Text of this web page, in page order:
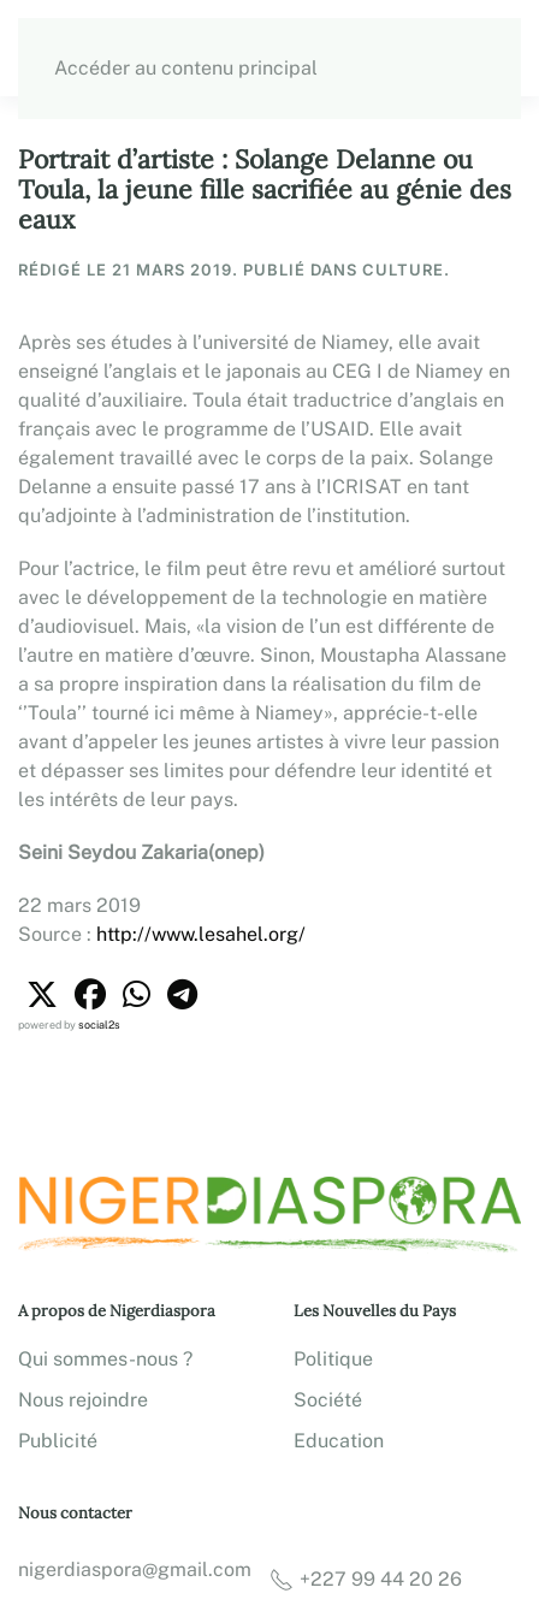
Accéder au contenu principal
Portrait d’artiste : Solange Delanne ou
Toula, la jeune fille sacrifiée au génie des
eaux
RÉDIGÉ LE 21 MARS 2019. PUBLIÉ DANS CULTURE.
Après ses études à l’université de Niamey, elle avait
enseigné l’anglais et le japonais au CEG I de Niamey en
qualité d’auxiliaire. Toula était traductrice d’anglais en
français avec le programme de l’USAID. Elle avait
également travaillé avec le corps de la paix. Solange
Delanne a ensuite passé 17 ans à l’ICRISAT en tant
qu’adjointe à l’administration de l’institution.
Pour l’actrice, le film peut être revu et amélioré surtout
avec le développement de la technologie en matière
d’audiovisuel. Mais, «la vision de l’un est différente de
l’autre en matière d’œuvre. Sinon, Moustapha Alassane
a sa propre inspiration dans la réalisation du film de
‘’Toula’’ tourné ici même à Niamey», apprécie-t-elle
avant d’appeler les jeunes artistes à vivre leur passion
et dépasser ses limites pour défendre leur identité et
les intérêts de leur pays.
Seini Seydou Zakaria(onep)
22 mars 2019
Source : http://www.lesahel.org/
powered bysocial2s
A propos de Nigerdiaspora
Qui sommes-nous ?
Nous rejoindre
Publicité
Les Nouvelles du Pays
Politique
Société
Education
Nous contacter
nigerdiaspora@gmail.com +227 99 44 20 26